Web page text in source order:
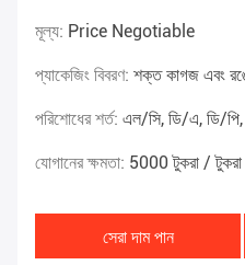
মূল্য: Price Negotiable
প্যাকেজিং বিবরণ: শক্ত কাগজ এবং
পরিশোধের শর্ত: এল/সি, ডি/এ, ডি/পি,
যোগানের ক্ষমতা: 5000 টুকরা / টুকরা
সেরা দাম পান